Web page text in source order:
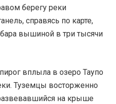
берегу реки
справясь по карте,
вышиной в три тысячи
вплыла в озеро Таупо
Туземцы восторженно
на крыше